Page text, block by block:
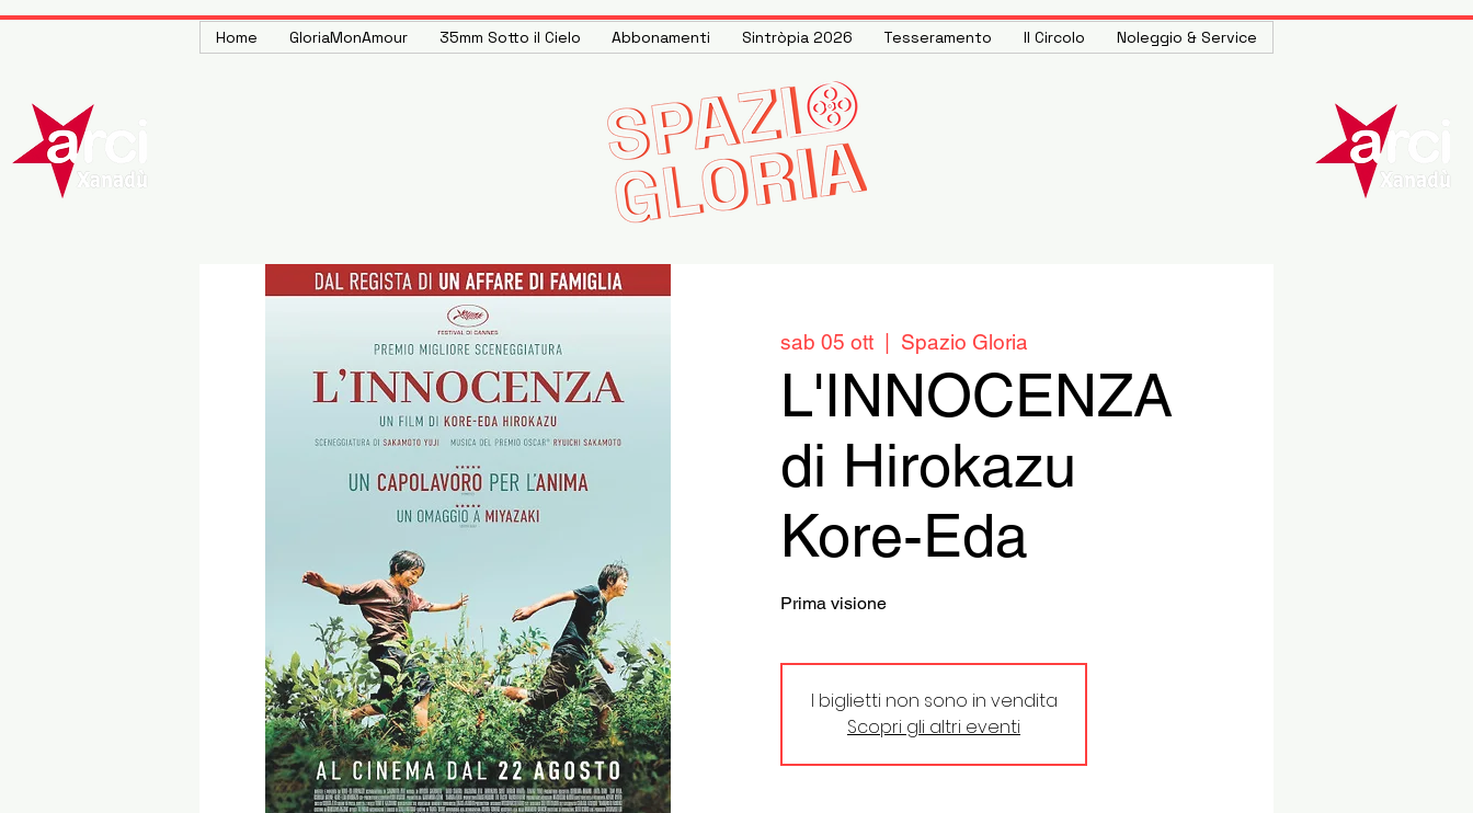
Home GloriaMonAmour 35mm Sotto il Cielo Abbonamenti Sintròpia 2026 Tesseramento Il Circolo Noleggio & Service
sab 05 ott Spazio Gloria
L'INNOCENZA
di Hirokazu
Kore-Eda
Prima visione
I biglietti non sono in vendita
Scopri gli altri eventi